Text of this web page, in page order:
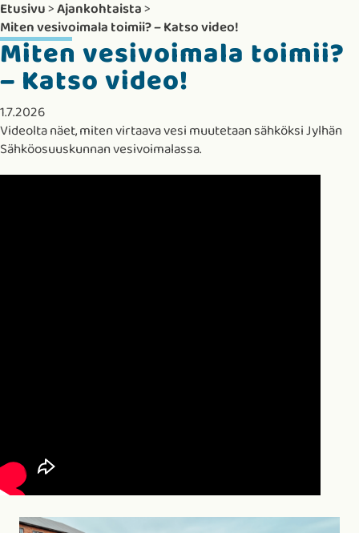
Etusivu>Ajankohtaista>
Miten vesivoimala toimii? – Katso video!
Miten vesivoimala toimii?
– Katso video!
1.7.2026
Videolta näet, miten virtaava vesi muutetaan sähköksiJylhän
Sähköosuuskunnan vesivoimalassa.